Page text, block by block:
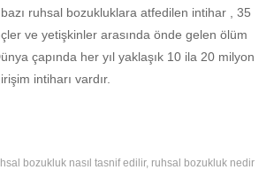
bazı ruhsal bozukluklara atfedilen intihar , 35
ve yetişkinler arasında önde gelen ölüm
çapında her yıl yaklaşık 10 ila 20 milyon
intiharı vardır.
bozukluk nasıl tasnif edilir ruhsal bozukluk nedir